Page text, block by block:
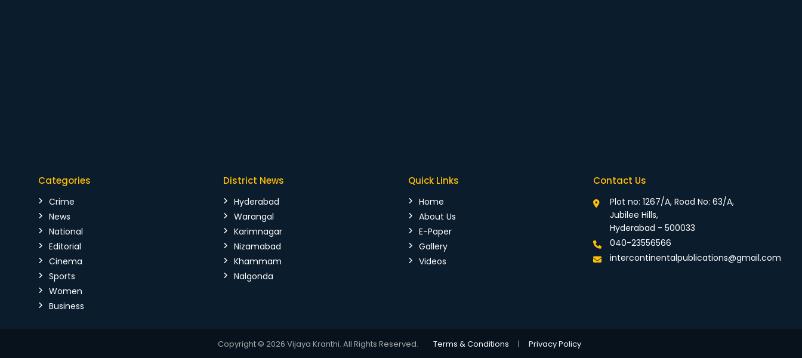
Categories
Crime
News
National
Editorial
Cinema
Sports
Women
Business
District News
Hyderabad
Warangal
Karimnagar
Nizamabad
Khammam
Nalgonda
Quick Links
Home
About Us
E-Paper
Gallery
Videos
Contact Us
Plot no: 1267/A, Road No: 63/A,
Jubilee Hills,
Hyderabad - 500033
040-23556566
intercontinentalpublications@gmail.com
Copyright © 2026 Vijaya Kranthi. All Rights Reserved. Terms & Conditions | Privacy Policy